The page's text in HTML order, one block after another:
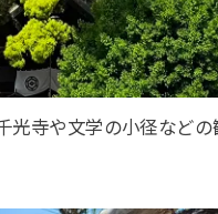
寺や文学の小径など